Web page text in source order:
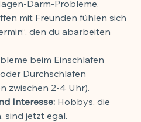
Darm-Probleme.
mit Freunden fühlen sich
den du abarbeiten
beim Einschlafen
Durchschlafen
zwischen 2-4 Uhr).
Interesse: Hobbys, die
sind jetzt egal.